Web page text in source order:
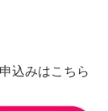
込みはこちら